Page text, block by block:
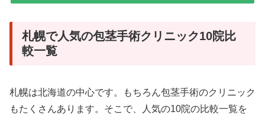
札幌で人気の包茎手術クリニック10院比
較一覧
札幌は北海道の中心です。もちろん包茎手術のクリニック
もたくさんあります。そこで、人気の10院の比較一覧を